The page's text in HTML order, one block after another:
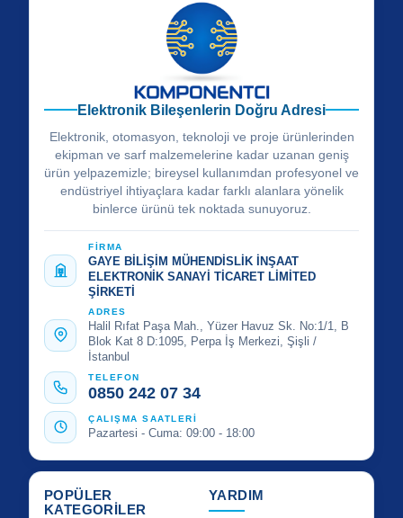
Elektronik Bileşenlerin Doğru Adresi
Elektronik, otomasyon, teknoloji ve proje ürünlerinden
ekipman ve sarf malzemelerine kadar uzanan geniş
ürün yelpazemizle; bireysel kullanımdan profesyonel ve
endüstriyel ihtiyaçlara kadar farklı alanlara yönelik
binlerce ürünü tek noktada sunuyoruz.
FİRMA
GAYE BİLİŞİM MÜHENDİSLİK İNŞAAT
ELEKTRONİK SANAYİ TİCARET LİMİTED
ŞİRKETİ
ADRES
Halil Rıfat Paşa Mah., Yüzer Havuz Sk. No:1/1, B
Blok Kat 8 D:1095, Perpa İş Merkezi, Şişli /
İstanbul
TELEFON
0850 242 07 34
ÇALIŞMA SAATLERİ
Pazartesi - Cuma: 09:00 - 18:00
POPÜLER
KATEGORİLER
YARDIM